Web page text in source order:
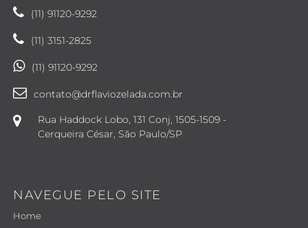
(11) 91120-9292
(11) 3151-2825
(11) 91120-9292
contato@drflaviozelada.com.br
Rua Haddock Lobo, 131 Conj, 1505-1509 -
Cerqueira César, São Paulo/SP
NAVEGUE PELO SITE
Home